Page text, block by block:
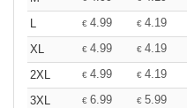
L
€ 4.99 € 4.19
XL
€ 4.99 € 4.19
2XL
€ 4.99 € 4.19
3XL
€ 6.99 € 5.99